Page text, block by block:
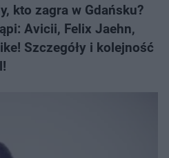
kto zagra w Gdańsku?
Avicii, Felix Jaehn,
Szczegóły i kolejność